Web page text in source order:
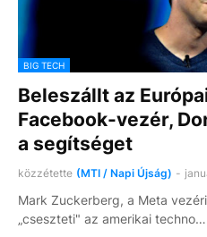
BIG TECH
Beleszállt az
Facebook-vezér,
a segítséget
közzétette (MTI / Napi Újság) -
Mark Zuckerberg, a Meta
„cseszteti" az amerikai techno…